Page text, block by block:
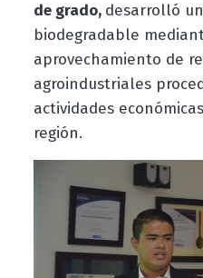
de grado, desarrolló
biodegradable
aprovechamiento de
agroindustriales
actividades
región.